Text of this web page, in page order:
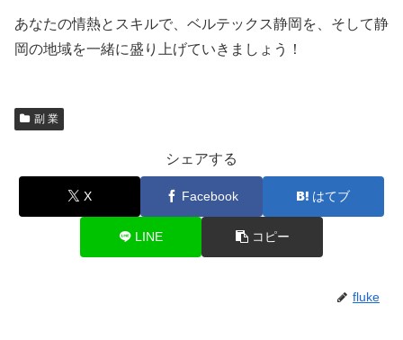
あなたの情熱とスキルで、ベルテックス静岡を、そして静
岡の地域を一緒に盛り上げていきましょう！
副 業
シェアする
X Facebook はてブ
LINE コピー
fluke